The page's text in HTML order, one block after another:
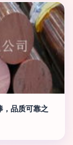
，品质可靠之